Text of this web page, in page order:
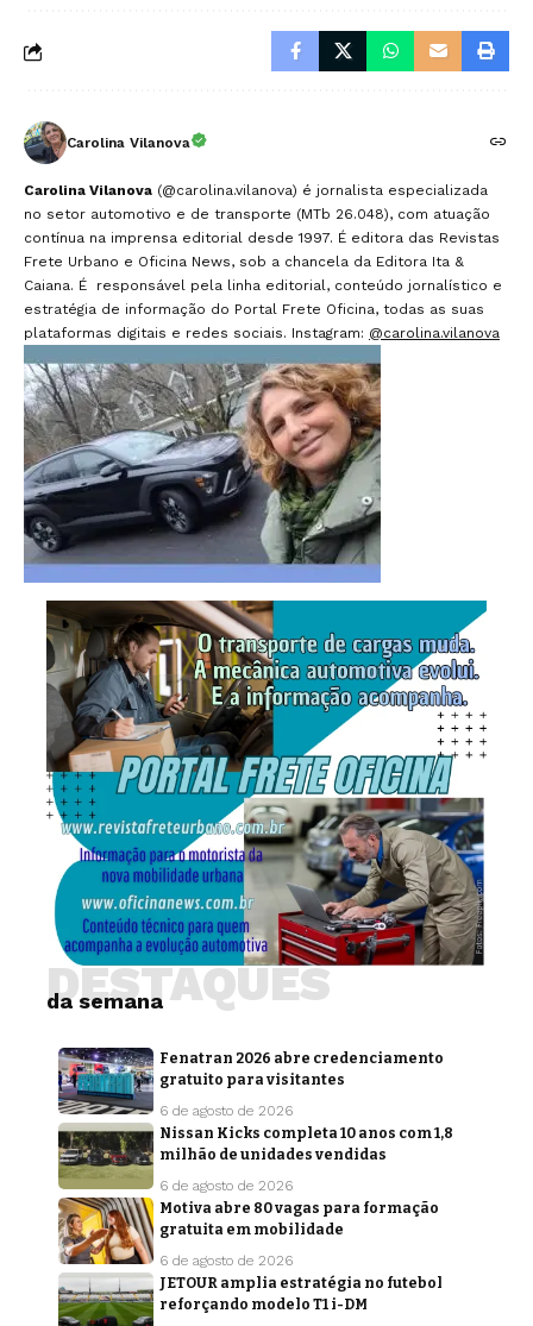
Carolina Vilanova
Carolina Vilanova (@carolina.vilanova) é jornalista especializada
no setor automotivo e de transporte (MTb 26.048), com atuação
contínua na imprensa editorial desde 1997. É editora das Revistas
Frete Urbano e Oficina News, sob a chancela da Editora Ita &
Caiana. É responsável pela linha editorial, conteúdo jornalístico e
estratégia de informação do Portal Frete Oficina, todas as suas
plataformas digitais e redes sociais. Instagram: @carolina.vilanova
da semana
DESTAQUES
Fenatran 2026 abre credenciamento
gratuito para visitantes
6 de agosto de 2026
Nissan Kicks completa 10 anos com 1,8
milhão de unidades vendidas
6 de agosto de 2026
Motiva abre 80 vagas para formação
gratuita em mobilidade
6 de agosto de 2026
JETOUR amplia estratégia no futebol
reforçando modelo T1 i-DM